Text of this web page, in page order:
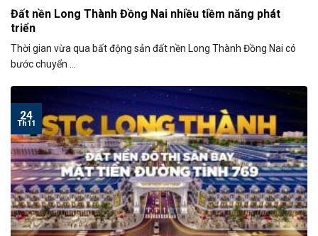
Đất nền Long Thành Đồng Nai nhiều tiềm năng phát
triển
Thời gian vừa qua bất động sản đất nền Long Thành Đồng Nai có
bước chuyển ...
24
Th11